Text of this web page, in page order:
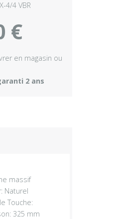
4/4 VBR
€
en magasin ou
2 ans
massif
Naturel
Touche:
325 mm